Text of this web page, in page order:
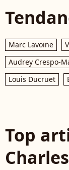
Marc Lavoine
Audrey Crespo-
Louis Ducruet
Top